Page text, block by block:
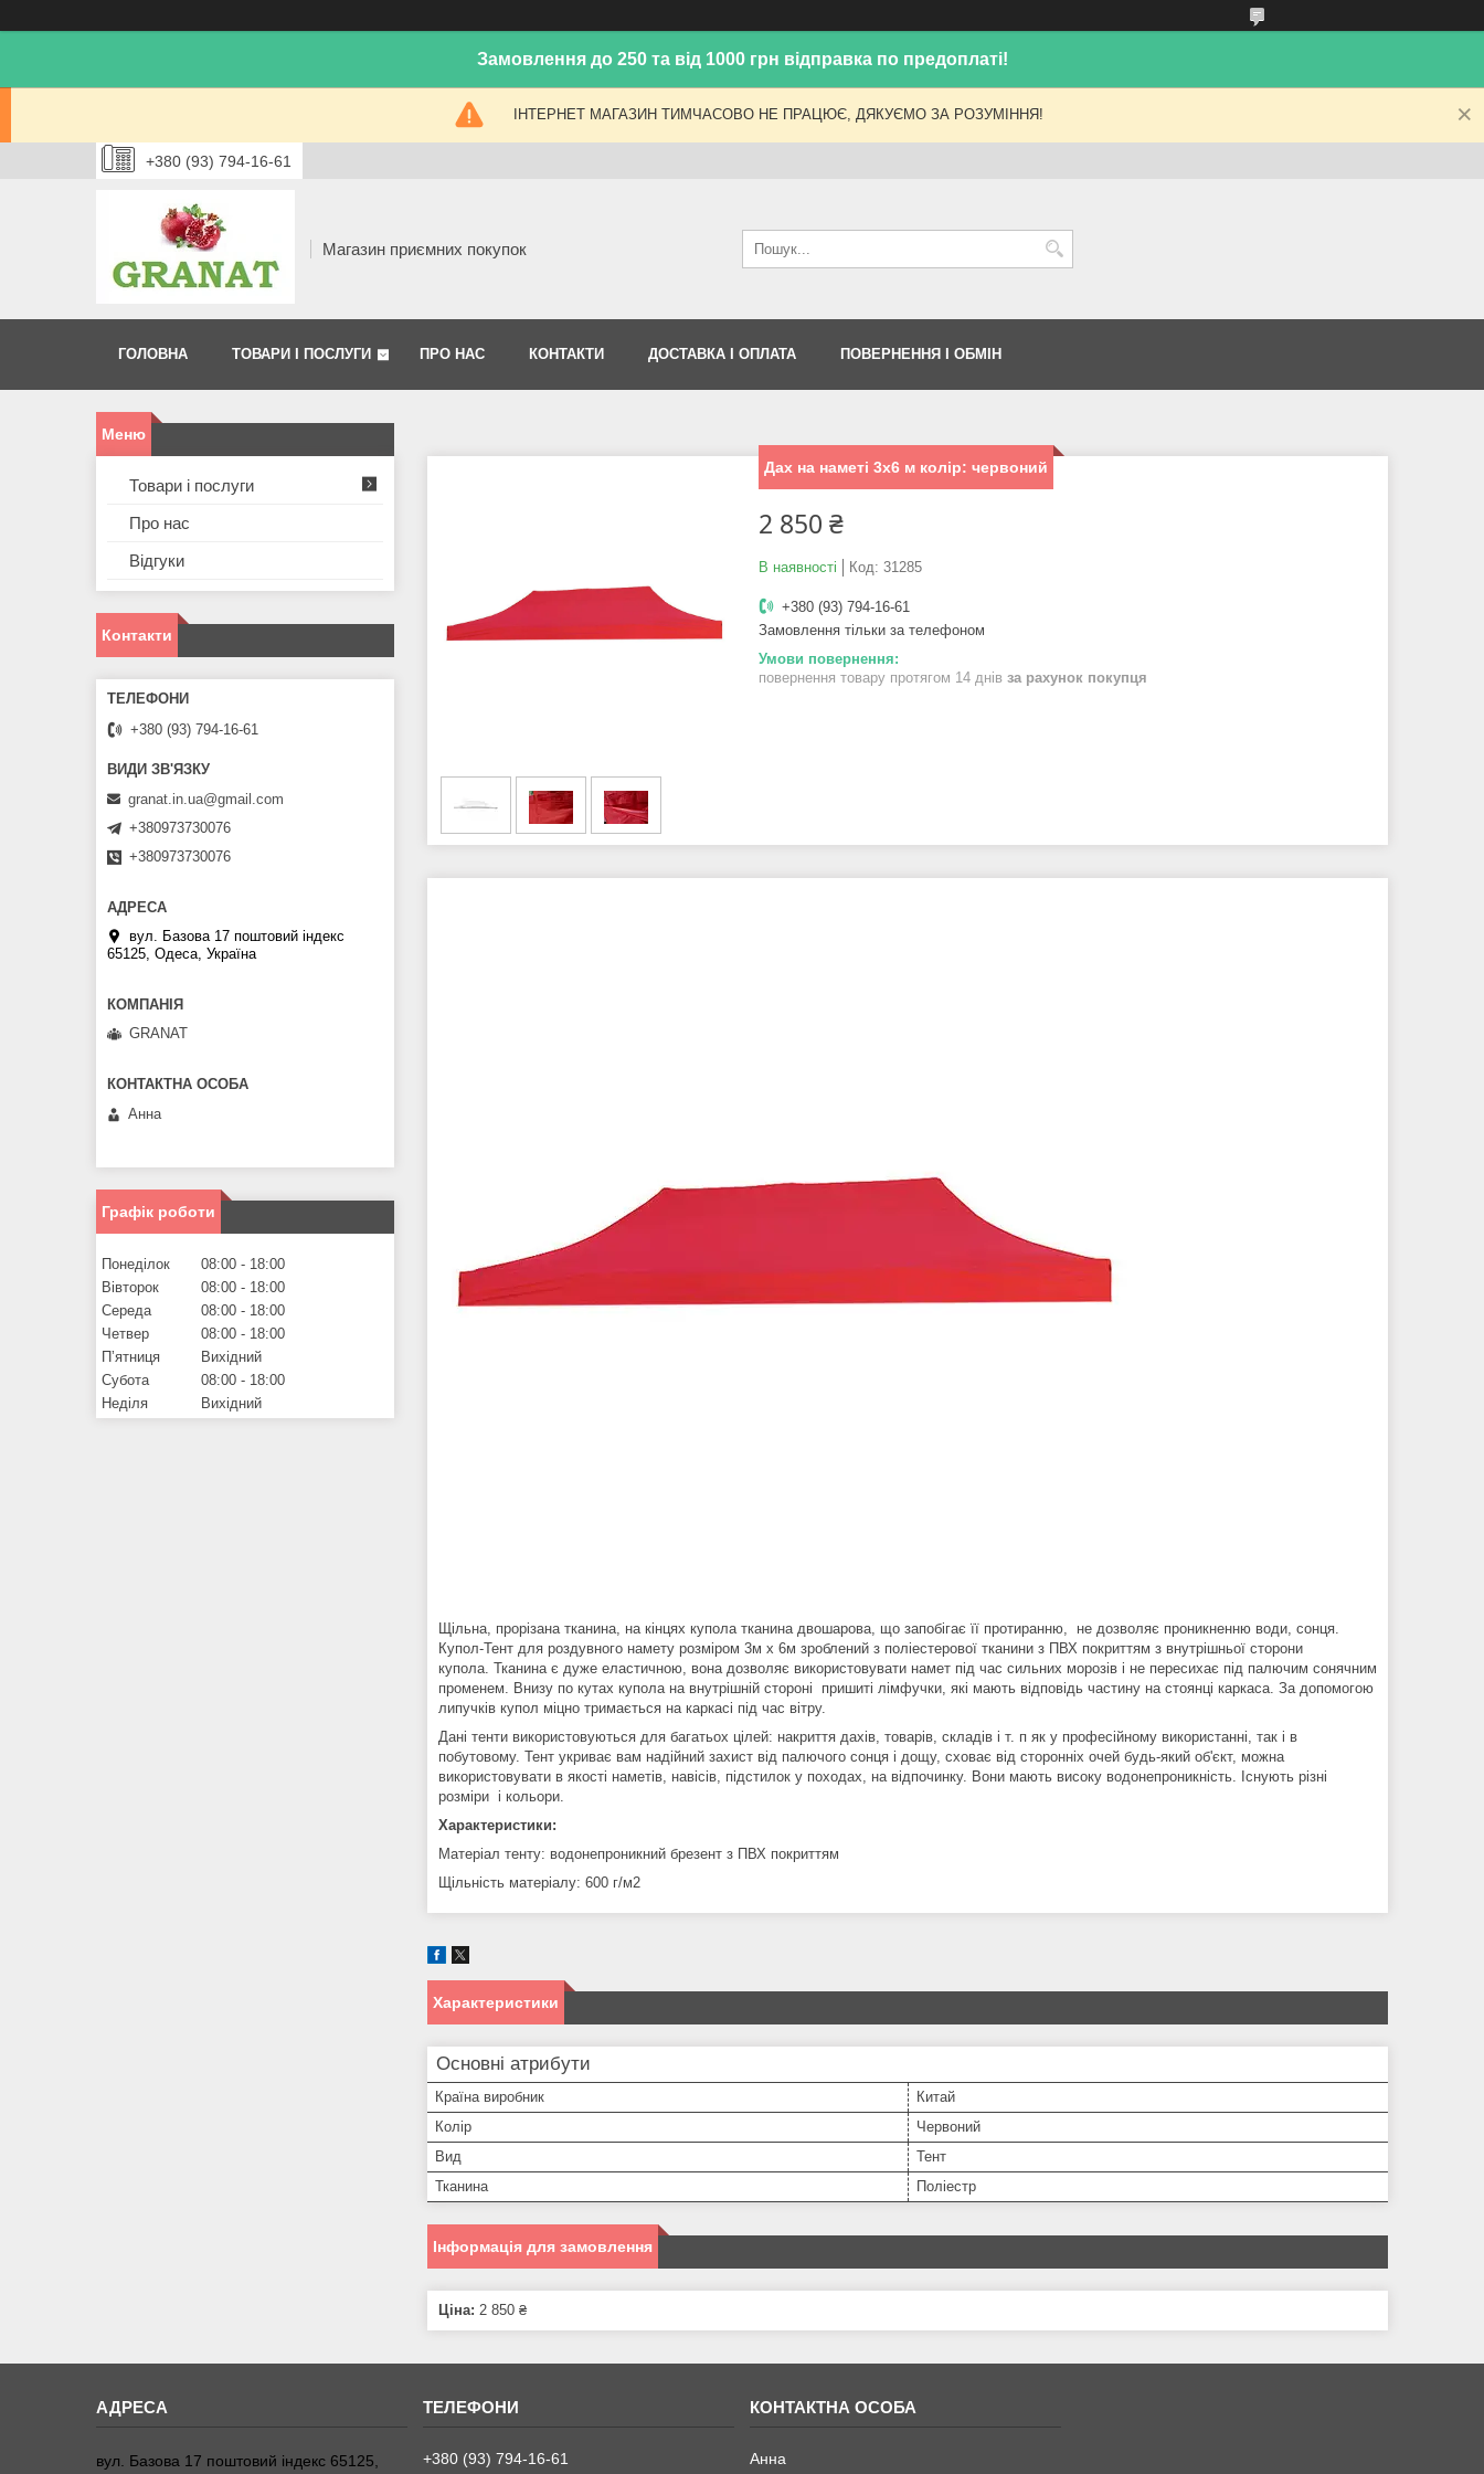
Замовлення до 250 та від 1000 грн відправка по предоплаті!
ІНТЕРНЕТ МАГАЗИН ТИМЧАСОВО НЕ ПРАЦЮЄ, ДЯКУЄМО ЗА РОЗУМІННЯ!
+380 (93) 794-16-61
Магазин приємних покупок
ГОЛОВНА ТОВАРИ І ПОСЛУГИ ПРО НАС КОНТАКТИ ДОСТАВКА І ОПЛАТА ПОВЕРНЕННЯ І ОБМІН
Дах на наметі 3x6 м колір: червоний
2 850 ₴
В наявності Код: 31285
+380 (93) 794-16-61
Замовлення тільки за телефоном
повернення товару протягом 14 днів за рахунок покупця
Щільна, прорізана тканина, на кінцях купола тканина двошарова, що запобігає її протиранню, не дозволяє проникненню води, сонця.
Купол-Тент для роздувного намету розміром 3м х 6м зроблений з поліестерової тканини з ПВХ покриттям з внутрішньої сторони
купола. Тканина є дуже еластичною, вона дозволяє використовувати намет під час сильних морозів і не пересихає під палючим сонячним
променем. Внизу по кутах купола на внутрішній стороні пришиті лімфучки, які мають відповідь частину на стоянці каркаса. За допомогою
липучків купол міцно тримається на каркасі під час вітру.
Дані тенти використовуються для багатьох цілей: накриття дахів, товарів, складів і т. п як у професійному використанні, так і в
побутовому. Тент укриває вам надійний захист від палючого сонця і дощу, сховає від сторонніх очей будь-який об'єкт, можна
використовувати в якості наметів, навісів, підстилок у походах, на відпочинку. Вони мають високу водонепроникність. Існують різні
розміри і кольори.
Характеристики:
Матеріал тенту: водонепроникний брезент з ПВХ покриттям
Щільність матеріалу: 600 г/м2
Характеристики
Основні атрибути
Країна виробник
Китай
Колір
Червоний
Вид
Тент
Тканина
Поліестр
Інформація для замовлення
Ціна: 2 850 ₴
Товари і послуги
Про нас
Відгуки
Контакти
+380 (93) 794-16-61
granat.in.ua@gmail.com
+380973730076
+380973730076
вул. Базова 17 поштовий індекс
65125, Одеса, Україна
GRANAT
Анна
Графік роботи
Понеділок 08:00
18:00
Вівторок
08:00
18:00
Середа
08:00
18:00
Четвер
08:00
18:00
Пʼятниця
Вихідний
Субота
08:00
18:00
Неділя
Вихідний
вул. Базова 17 поштовий індекс 65125, +380 (93) 794-16-61 Анна